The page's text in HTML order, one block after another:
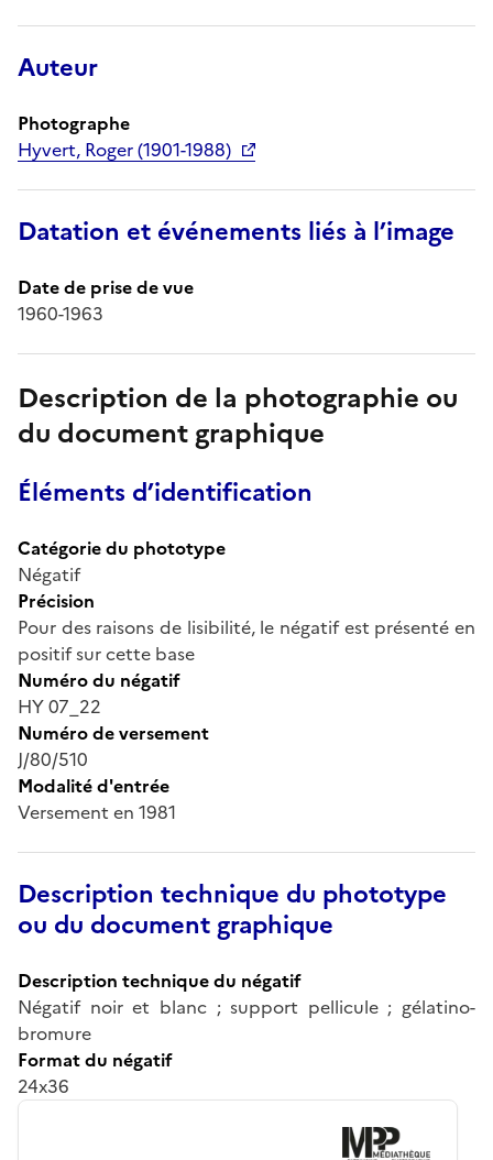
Auteur
Photographe
Hyvert, Roger (1901-1988)
Datation et événements liés à l’image
Date de prise de vue
1960-1963
Description de la photographie ou
du document graphique
Éléments d’identification
Catégorie du phototype
Négatif
Précision
Pour des raisons de lisibilité, le négatif est présenté en
positif sur cette base
Numéro du négatif
HY 07_22
Numéro de versement
J/80/510
Modalité d'entrée
Versement en 1981
Description technique du phototype
ou du document graphique
Description technique du négatif
Négatif noir et blanc ; support pellicule ; gélatino-
bromure
Format du négatif
24x36